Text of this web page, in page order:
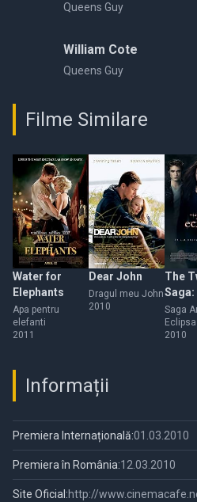
Queens Guy
William Cote
Queens Guy
Filme Similare
Water for
Elephants
Apa pentru
elefanti
2011
Dear John
Dragul meu John
2010
The
Saga
Eclipsa
2010
Informații
Premiera Internațională:01.03.2010
Premiera în România:12.03.2010
Site Oficial:http://